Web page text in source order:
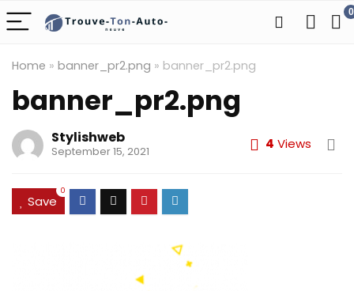
0
Home » banner_pr2.png » banner_pr2.png
banner_pr2.png
Stylishweb
September 15, 2021 4 Views
Save
0